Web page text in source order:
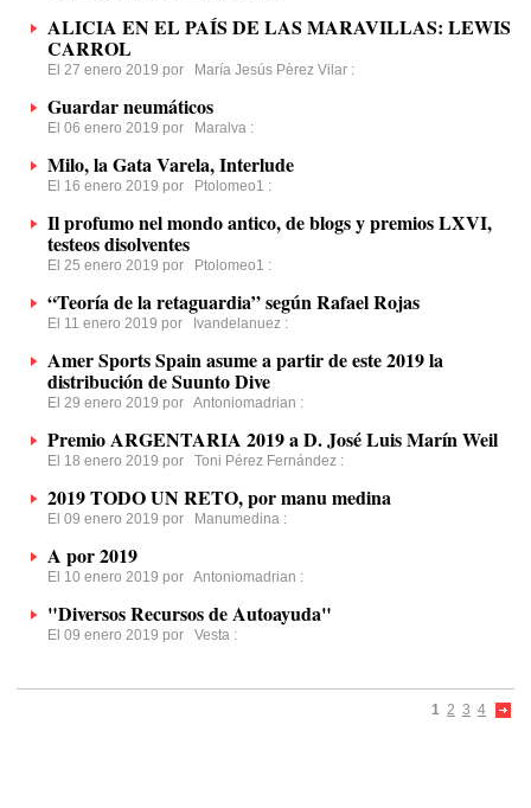
ALICIA EN EL PAÍS DE LAS MARAVILLAS: LEWIS
CARROL
El 27 enero 2019 por María Jesús Pèrez Vilar :
Guardar neumáticos
El 06 enero 2019 por Maralva :
Milo, la Gata Varela, Interlude
El 16 enero 2019 por Ptolomeo1 :
Il profumo nel mondo antico, de blogs y premios LXVI,
testeos disolventes
El 25 enero 2019 por Ptolomeo1 :
“Teoría de la retaguardia” según Rafael Rojas
El 11 enero 2019 por Ivandelanuez :
Amer Sports Spain asume a partir de este 2019 la
distribución de Suunto Dive
El 29 enero 2019 por Antoniomadrian :
Premio ARGENTARIA 2019 a D. José Luis Marín Weil
El 18 enero 2019 por Toni Pérez Fernández :
2019 TODO UN RETO, por manu medina
El 09 enero 2019 por Manumedina :
A por 2019
El 10 enero 2019 por Antoniomadrian :
"Diversos Recursos de Autoayuda"
El 09 enero 2019 por Vesta :
1 2 3 4